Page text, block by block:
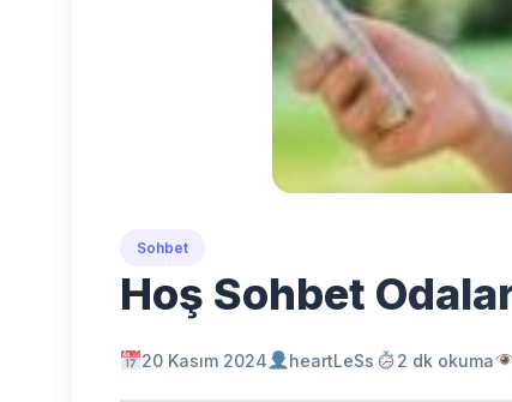
Sohbet
Hoş Sohbet
20 Kasım 2024 heartLeSs 2 dk okuma